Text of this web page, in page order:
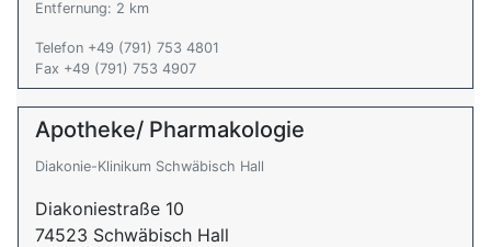
Entfernung: 2 km
Telefon +49 (791) 753 4801
Fax +49 (791) 753 4907
Apotheke/ Pharmakologie
Diakonie-Klinikum Schwäbisch Hall
Diakoniestraße 10
74523 Schwäbisch Hall